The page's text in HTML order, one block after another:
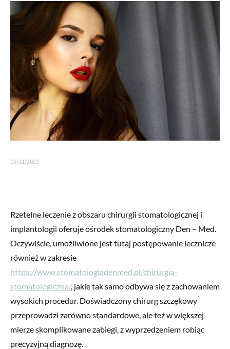
06/11/2023
Rzetelne leczenie z obszaru chirurgii stomatologicznej i
implantologii oferuje ośrodek stomatologiczny Den – Med.
Oczywiście, umożliwione jest tutaj postępowanie lecznicze
również w zakresie
https://www.stomatologiadenmed.pl/chirurgia-
stomatologiczna/, jakie tak samo odbywa się z zachowaniem
wysokich procedur. Doświadczony chirurg szczękowy
przeprowadzi zarówno standardowe, ale też w większej
mierze skomplikowane zabiegi, z wyprzedzeniem robiąc
precyzyjną diagnozę.